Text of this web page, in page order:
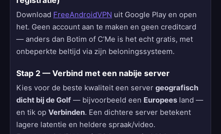
Download FreeAndroidVPN uit Google Play en open
het. Geen account aan te maken en geen creditcard
— anders dan Botim of C’Me is het echt gratis, met
onbeperkte beltijd via zijn beloningssysteem.
Stap 2 — Verbind met een nabije server
Kies voor de beste kwaliteit een server geografisch
dicht bij de Golf — bijvoorbeeld een Europees land —
en tik op Verbinden. Een dichtere server betekent
lagere latentie en heldere spraak/video.